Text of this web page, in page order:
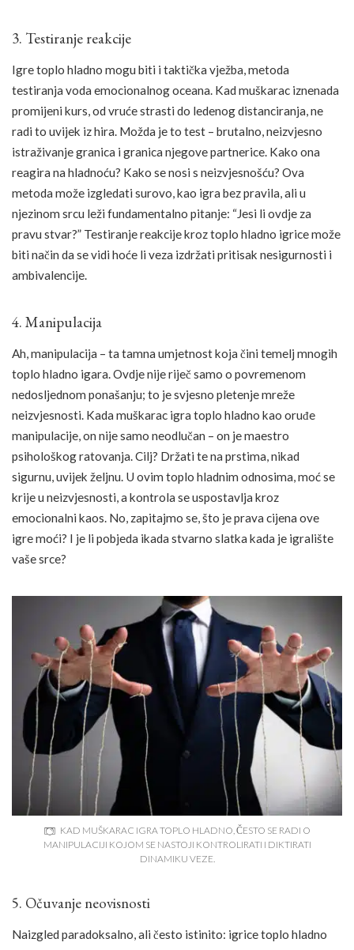
3. Testiranje reakcije
Igre toplo hladno mogu biti i taktička vježba, metoda
testiranja voda emocionalnog oceana. Kad muškarac iznenada
promijeni kurs, od vruće strasti do ledenog distanciranja, ne
radi to uvijek iz hira. Možda je to test – brutalno, neizvjesno
istraživanje granica i granica njegove partnerice. Kako ona
reagira na hladnoću? Kako se nosi s neizvjesnošću? Ova
metoda može izgledati surovo, kao igra bez pravila, ali u
njezinom srcu leži fundamentalno pitanje: “Jesi li ovdje za
pravu stvar?” Testiranje reakcije kroz toplo hladno igrice može
biti način da se vidi hoće li veza izdržati pritisak nesigurnosti i
ambivalencije.
4. Manipulacija
Ah, manipulacija – ta tamna umjetnost koja čini temelj mnogih
toplo hladno igara. Ovdje nije riječ samo o povremenom
nedosljednom ponašanju; to je svjesno pletenje mreže
neizvjesnosti. Kada muškarac igra toplo hladno kao oruđe
manipulacije, on nije samo neodlučan – on je maestro
psihološkog ratovanja. Cilj? Držati te na prstima, nikad
sigurnu, uvijek željnu. U ovim toplo hladnim odnosima, moć se
krije u neizvjesnosti, a kontrola se uspostavlja kroz
emocionalni kaos. No, zapitajmo se, što je prava cijena ove
igre moći? I je li pobjeda ikada stvarno slatka kada je igralište
vaše srce?
KAD MUŠKARAC IGRA TOPLO HLADNO, ČESTO SE RADI O
MANIPULACIJI KOJOM SE NASTOJI KONTROLIRATI I DIKTIRATI
DINAMIKU VEZE.
5. Očuvanje neovisnosti
Naizgled paradoksalno, ali često istinito: igrice toplo hladno